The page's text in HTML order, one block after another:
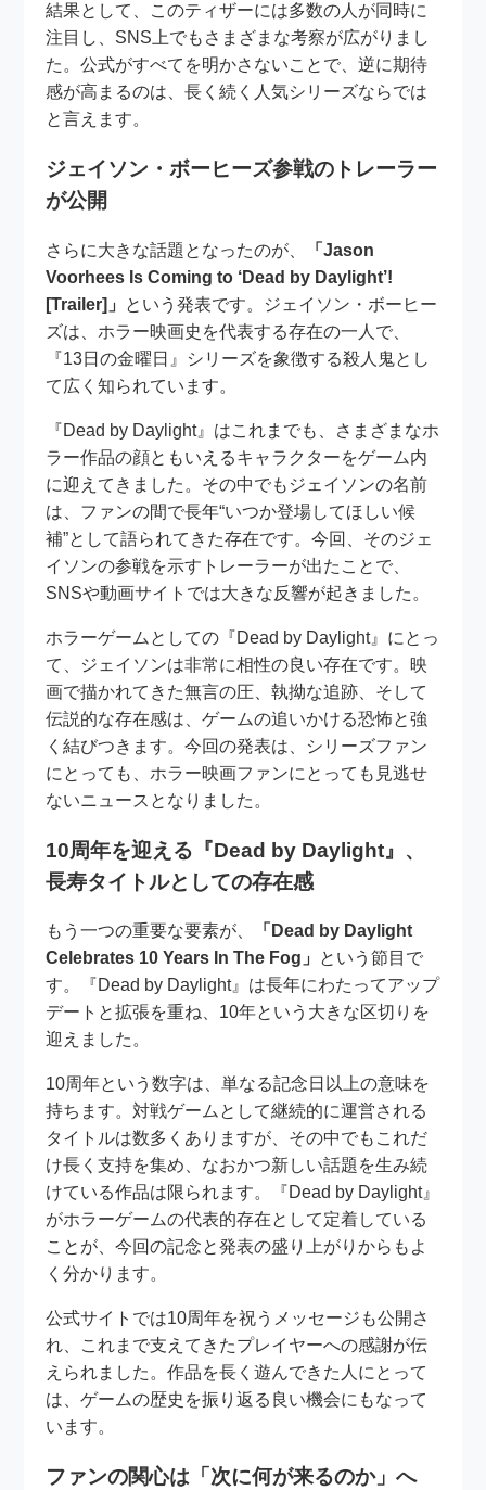
結果として、このティザーには多数の人が同時に
注目し、SNS上でもさまざまな考察が広がりまし
た。公式がすべてを明かさないことで、逆に期待
感が高まるのは、長く続く人気シリーズならでは
と言えます。
ジェイソン・ボーヒーズ参戦のトレーラー
が公開
さらに大きな話題となったのが、
「Jason
Voorhees Is Coming to ‘Dead by Daylight’!
[Trailer]」 という発表です。ジェイソン・ボーヒー
ズは、ホラー映画史を代表する存在の一人で、
『13日の金曜日』シリーズを象徴する殺人鬼とし
て広く知られています。
『Dead by Daylight』はこれまでも、さまざまなホ
ラー作品の顔ともいえるキャラクターをゲーム内
に迎えてきました。その中でもジェイソンの名前
は、ファンの間で長年“いつか登場してほしい候
補”として語られてきた存在です。今回、そのジェ
イソンの参戦を示すトレーラーが出たことで、
SNSや動画サイトでは大きな反響が起きました。
ホラーゲームとしての『Dead by Daylight』にとっ
て、ジェイソンは非常に相性の良い存在です。映
画で描かれてきた無言の圧、執拗な追跡、そして
伝説的な存在感は、ゲームの追いかける恐怖と強
く結びつきます。今回の発表は、シリーズファン
にとっても、ホラー映画ファンにとっても見逃せ
ないニュースとなりました。
10周年を迎える『Dead by Daylight』、
長寿タイトルとしての存在感
もう一つの重要な要素が、
「Dead by Daylight
Celebrates 10 Years In The Fog」 という節目で
す。『Dead by Daylight』は長年にわたってアップ
デートと拡張を重ね、10年という大きな区切りを
迎えました。
10周年という数字は、単なる記念日以上の意味を
持ちます。対戦ゲームとして継続的に運営される
タイトルは数多くありますが、その中でもこれだ
け長く支持を集め、なおかつ新しい話題を生み続
けている作品は限られます。『Dead by Daylight』
がホラーゲームの代表的存在として定着している
ことが、今回の記念と発表の盛り上がりからもよ
く分かります。
公式サイトでは10周年を祝うメッセージも公開さ
れ、これまで支えてきたプレイヤーへの感謝が伝
えられました。作品を長く遊んできた人にとって
は、ゲームの歴史を振り返る良い機会にもなって
います。
ファンの関心は「次に何が来るのか」へ